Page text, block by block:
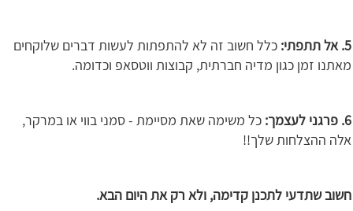
5. אל תתפתי:
כלל חשוב זה לא להתפתות לעשות דברים שלוקחים
מאתנו זמן כגון מדיה חברתית, קבוצות ווטסאפ וכדומה.
6. פרגני לעצמך:
כל משימה שאת מסיימת - סמני בווי או במרקר,
אלה ההצלחות שלך!!
חשוב שתדעי לתכנן קדימה, ולא רק את היום הבא.